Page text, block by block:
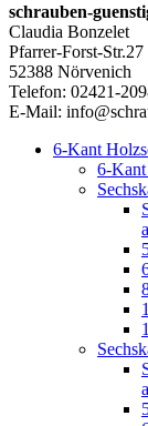
schrauben-
Claudia Bonzelet
Pfarrer-Forst-Str.27
52388 Nörvenich
Telefon: 02421-
E-Mail:
6-Kant
6-Kant